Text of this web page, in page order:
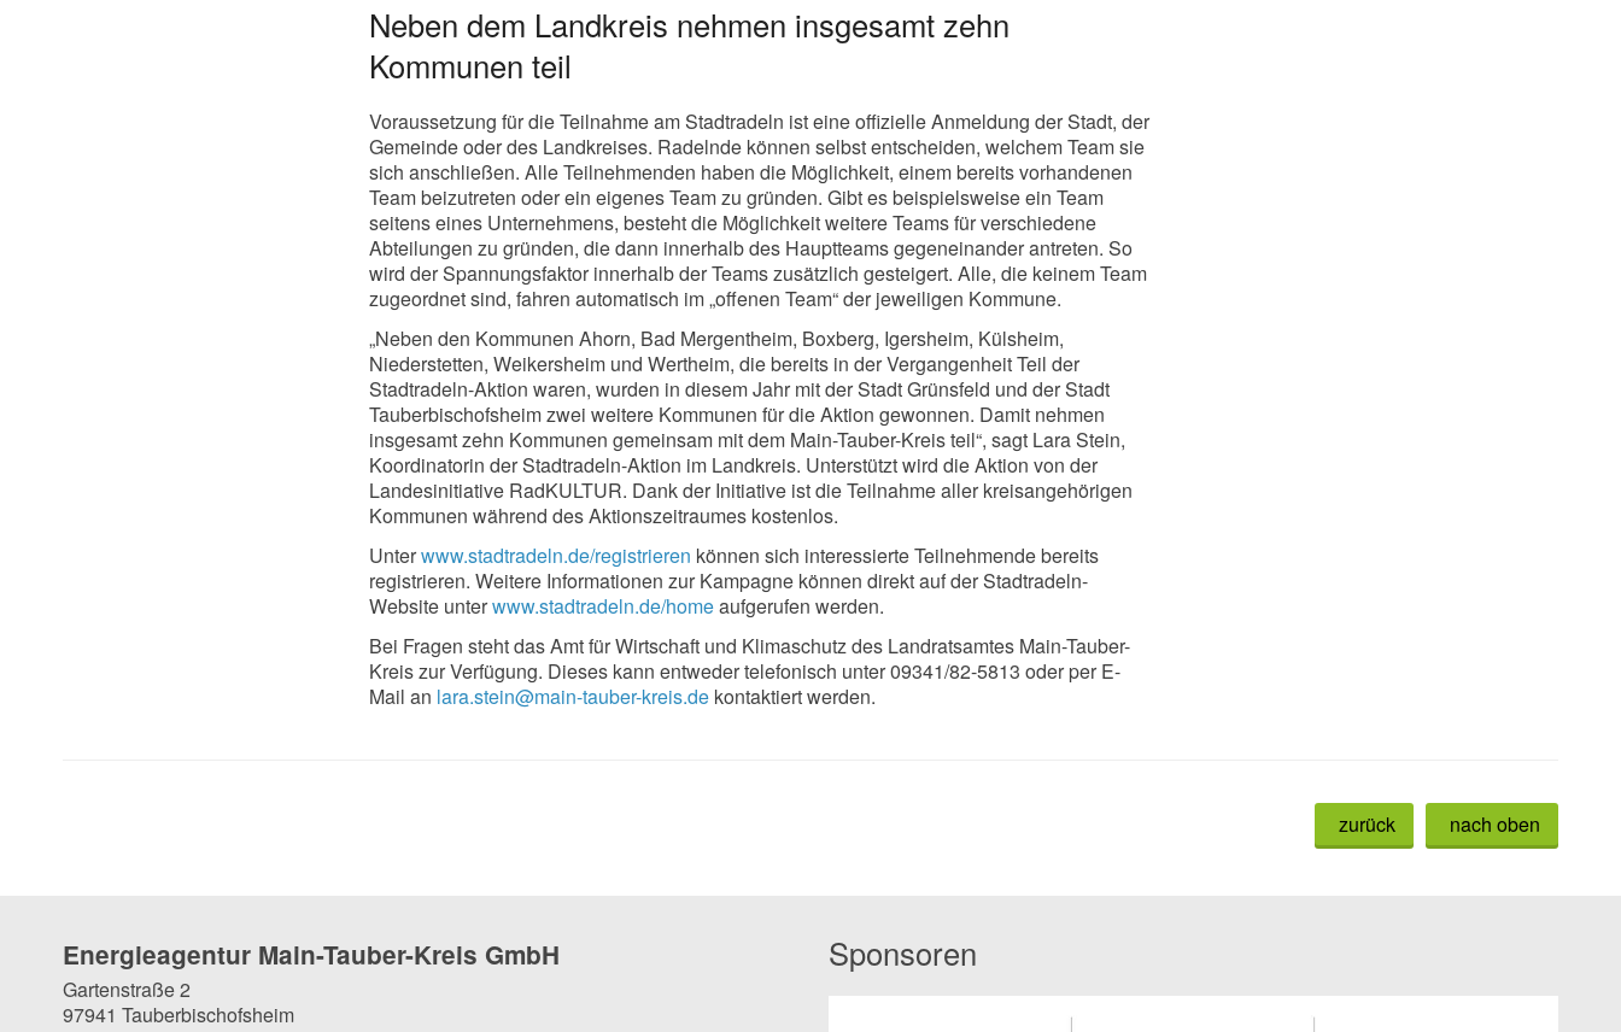
Neben dem Landkreis nehmen insgesamt zehn
Kommunen teil
Voraussetzung für die Teilnahme am Stadtradeln ist eine offizielle Anmeldung der Stadt, der
Gemeinde oder des Landkreises. Radelnde können selbst entscheiden, welchem Team sie
sich anschließen. Alle Teilnehmenden haben die Möglichkeit, einem bereits vorhandenen
Team beizutreten oder ein eigenes Team zu gründen. Gibt es beispielsweise ein Team
seitens eines Unternehmens, besteht die Möglichkeit weitere Teams für verschiedene
Abteilungen zu gründen, die dann innerhalb des Hauptteams gegeneinander antreten. So
wird der Spannungsfaktor innerhalb der Teams zusätzlich gesteigert. Alle, die keinem Team
zugeordnet sind, fahren automatisch im „offenen Team“ der jeweiligen Kommune.
„Neben den Kommunen Ahorn, Bad Mergentheim, Boxberg, Igersheim, Külsheim,
Niederstetten, Weikersheim und Wertheim, die bereits in der Vergangenheit Teil der
Stadtradeln-Aktion waren, wurden in diesem Jahr mit der Stadt Grünsfeld und der Stadt
Tauberbischofsheim zwei weitere Kommunen für die Aktion gewonnen. Damit nehmen
insgesamt zehn Kommunen gemeinsam mit dem Main-Tauber-Kreis teil“, sagt Lara Stein,
Koordinatorin der Stadtradeln-Aktion im Landkreis. Unterstützt wird die Aktion von der
Landesinitiative RadKULTUR. Dank der Initiative ist die Teilnahme aller kreisangehörigen
Kommunen während des Aktionszeitraumes kostenlos.
Unterwww.stadtradeln.de/registrieren können sich interessierte Teilnehmende bereits
registrieren. Weitere Informationen zur Kampagne können direkt auf der Stadtradeln-
Website unterwww.stadtradeln.de/homeaufgerufen werden.
Bei Fragen steht das Amt für Wirtschaft und Klimaschutz des Landratsamtes Main-Tauber-
Kreis zur Verfügung. Dieses kann entweder telefonisch unter 09341/82-5813 oder per E-
Mail an lara.stein@main-tauber-kreis.de kontaktiert werden.
nach oben
zurück
Energieagentur Main-Tauber-Kreis GmbH
Gartenstraße 2
97941 Tauberbischofsheim
Sponsoren